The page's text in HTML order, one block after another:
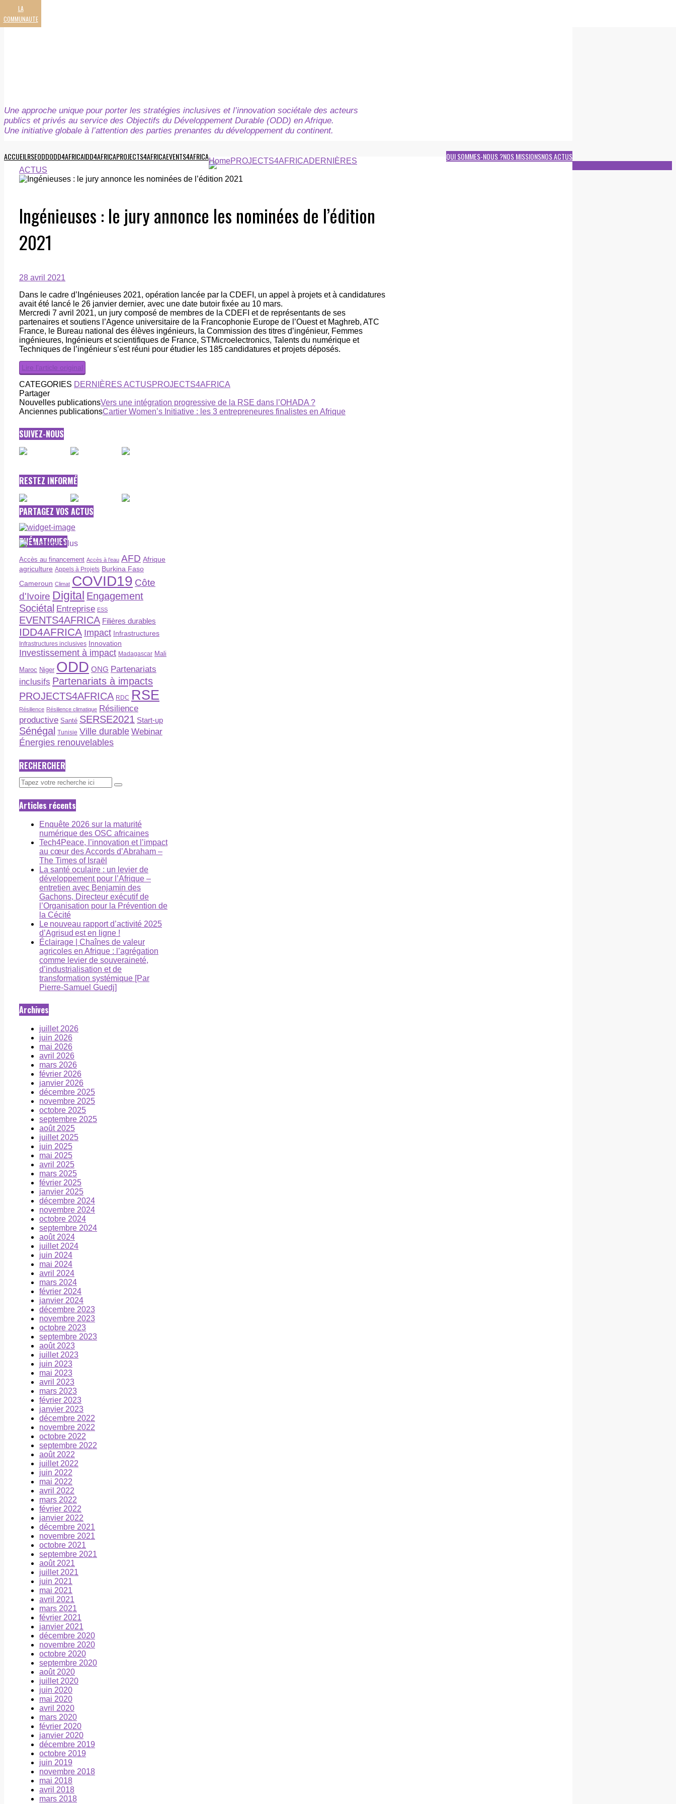
LA
COMMUNAUTE
Une approche unique pour porter les stratégies inclusives et l’innovation sociétale des acteurs
publics et privés au service des Objectifs du Développement Durable (ODD) en Afrique.
Une initiative globale à l’attention des parties prenantes du développement du continent.
ACCUEILRSEODDODD4AFRICAIDD4AFRICAPROJECTS4AFRICAEVENTS4AFRICA NOS ACTUS
NOS MISSIONS
QUI SOMMES-NOUS ?
HomePROJECTS4AFRICADERNIÈRES
ACTUS
Ingénieuses : le jury annonce les nominées de l’édition
2021
28 avril 2021
Dans le cadre d’Ingénieuses 2021, opération lancée par la CDEFI, un appel à projets et à candidatures
avait été lancé le 26 janvier dernier, avec une date butoir fixée au 10 mars.
Mercredi 7 avril 2021, un jury composé de membres de la CDEFI et de représentants de ses
partenaires et soutiens l’Agence universitaire de la Francophonie Europe de l’Ouest et Maghreb, ATC
France, le Bureau national des élèves ingénieurs, la Commission des titres d’ingénieur, Femmes
ingénieures, Ingénieurs et scientifiques de France, STMicroelectronics, Talents du numérique et
Techniques de l’ingénieur s’est réuni pour étudier les 185 candidatures et projets déposés.
Lire l’article original
CATEGORIES DERNIÈRES ACTUSPROJECTS4AFRICA
Partager
Nouvelles publicationsVers une intégration progressive de la RSE dans l’OHADA ?
Anciennes publicationsCartier Women’s Initiative : les 3 entrepreneures finalistes en Afrique
SUIVEZ-NOUS
RESTEZ INFORMÉ
PARTAGEZ VOS ACTUS
THÉMATIQUES
Accès au financement Accès à l’eau AFD Afrique
agriculture Appels à Projets Burkina Faso
Cameroun Climat COVID19 Côte
d'Ivoire Digital Engagement
Sociétal Entreprise ESS
EVENTS4AFRICA Filières durables
IDD4AFRICA Impact Infrastructures
Infrastructures inclusives Innovation
Investissement à impact Madagascar Mali
Maroc Niger ODD ONG Partenariats
inclusifs Partenariats à impacts
PROJECTS4AFRICA RDC RSE
Résilience Résilience climatique Résilience
productive Santé SERSE2021 Start-up
Sénégal Tunisie Ville durable Webinar
Énergies renouvelables
RECHERCHER
Articles récents
Enquête 2026 sur la maturité
numérique des OSC africaines
Tech4Peace, l’innovation et l’impact
au cœur des Accords d’Abraham –
The Times of Israël
La santé oculaire : un levier de
développement pour l’Afrique –
entretien avec Benjamin des
Gachons, Directeur exécutif de
l’Organisation pour la Prévention de
la Cécité
Le nouveau rapport d’activité 2025
d’Agrisud est en ligne !
Éclairage | Chaînes de valeur
agricoles en Afrique : l’agrégation
comme levier de souveraineté,
d’industrialisation et de
transformation systémique [Par
Pierre-Samuel Guedj]
Archives
juillet 2026
juin 2026
mai 2026
avril 2026
mars 2026
février 2026
janvier 2026
décembre 2025
novembre 2025
octobre 2025
septembre 2025
août 2025
juillet 2025
juin 2025
mai 2025
avril 2025
mars 2025
février 2025
janvier 2025
décembre 2024
novembre 2024
octobre 2024
septembre 2024
août 2024
juillet 2024
juin 2024
mai 2024
avril 2024
mars 2024
février 2024
janvier 2024
décembre 2023
novembre 2023
octobre 2023
septembre 2023
août 2023
juillet 2023
juin 2023
mai 2023
avril 2023
mars 2023
février 2023
janvier 2023
décembre 2022
novembre 2022
octobre 2022
septembre 2022
août 2022
juillet 2022
juin 2022
mai 2022
avril 2022
mars 2022
février 2022
janvier 2022
décembre 2021
novembre 2021
octobre 2021
septembre 2021
août 2021
juillet 2021
juin 2021
mai 2021
avril 2021
mars 2021
février 2021
janvier 2021
décembre 2020
novembre 2020
octobre 2020
septembre 2020
août 2020
juillet 2020
juin 2020
mai 2020
avril 2020
mars 2020
février 2020
janvier 2020
décembre 2019
octobre 2019
juin 2019
novembre 2018
mai 2018
avril 2018
mars 2018